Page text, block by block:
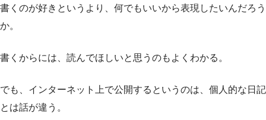
書くのが好きというより、何でもいいから表現したいんだろう
か。
書くからには、読んでほしいと思うのもよくわかる。
でも、インターネット上で公開するというのは、個人的な日記
とは話が違う。